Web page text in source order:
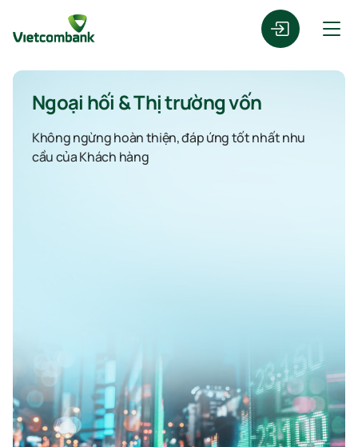
Ngoại hối & Thị trường vốn
Không ngừng hoàn thiện, đáp ứng tốt nhất nhu
cầu của Khách hàng